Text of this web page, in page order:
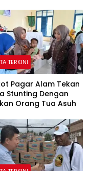
TERKINI
Pagar Alam Tekan
Stunting Dengan
Orang Tua Asuh